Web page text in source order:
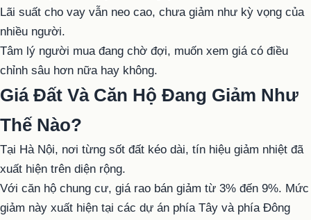
Lãi suất cho vay vẫn neo cao, chưa giảm như kỳ vọng của
nhiều người.
Tâm lý người mua đang chờ đợi, muốn xem giá có điều
chỉnh sâu hơn nữa hay không.
Giá Đất Và Căn Hộ Đang Giảm Như
Thế Nào?
Tại Hà Nội, nơi từng sốt đất kéo dài, tín hiệu giảm nhiệt đã
xuất hiện trên diện rộng.
Với căn hộ chung cư, giá rao bán giảm từ 3% đến 9%. Mức
giảm này xuất hiện tại các dự án phía Tây và phía Đông